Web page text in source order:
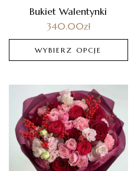
Bukiet Walentynki
340.00zł
WYBIERZ OPCJE